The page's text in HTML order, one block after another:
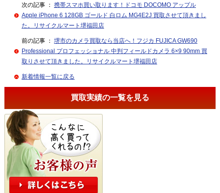
次の記事 ： 携帯スマホ買い取ります！ドコモ DOCOMO アップル
Apple iPhone 6 128GB ゴールド 白ロム MG4E2J 買取させて頂きまし
た。リサイクルマート堺福田店
前の記事 ： 堺市のカメラ買取なら当店へ！フジカ FUJICA GW690
Professional プロフェッショナル 中判フィールドカメラ 6×9 90mm 買
取りさせて頂きました。リサイクルマート堺福田店
新着情報一覧に戻る
買取実績の一覧を見る